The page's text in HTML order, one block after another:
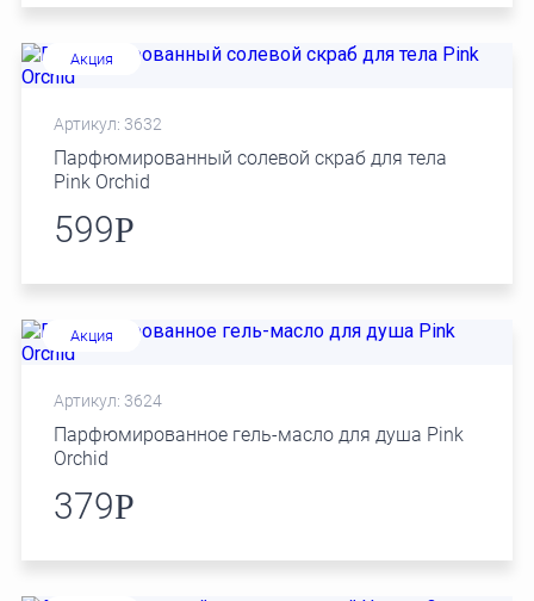
Новинки
Акция
Артикул: 3632
Парфюмированный солевой скраб для тела
Pink Orchid
599Р
Новинки
Акция
Артикул: 3624
Парфюмированное гель-масло для душа Pink
Orchid
379Р